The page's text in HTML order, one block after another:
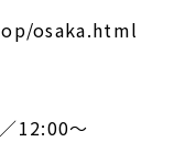
osaka.html
12:00～⁡